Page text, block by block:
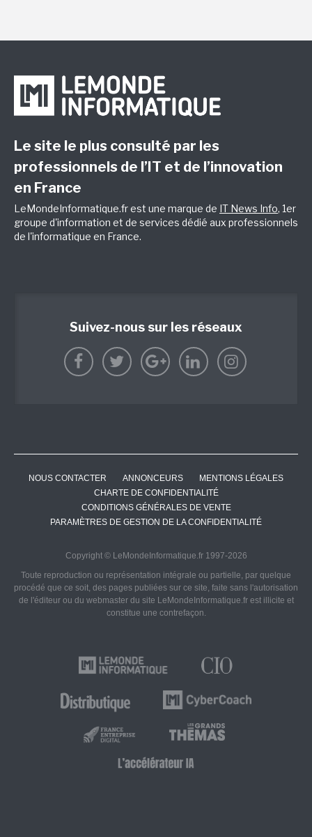
Le site le plus consulté par les
professionnels de l’IT et de l’innovation
en France
LeMondeInformatique.fr est une marque de IT News Info, 1er
groupe d'information et de services dédié aux professionnels
de l'informatique en France.
Suivez-nous sur les réseaux
NOUS CONTACTER ANNONCEURS
MENTIONS LÉGALES
CHARTE DE CONFIDENTIALITÉ
CONDITIONS GÉNÉRALES DE VENTE
PARAMÈTRES DE GESTION DE LA CONFIDENTIALITÉ
Copyright © LeMondeInformatique.fr 1997-2026
Toute reproduction ou représentation intégrale ou partielle, par quelque
procédé que ce soit, des pages publiées sur ce site, faite sans l'autorisation
de l'éditeur ou du webmaster du site LeMondeInformatique.fr est illicite et
constitue une contrefaçon.